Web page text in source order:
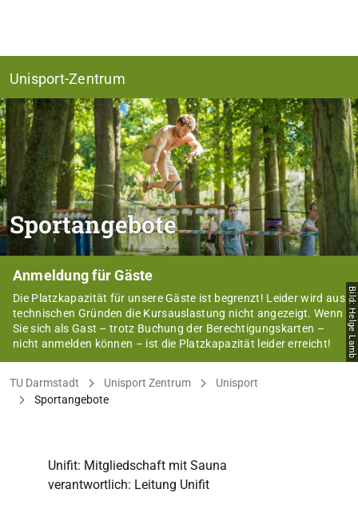
Unisport-Zentrum
Sportangebote
Anmeldung für Gäste
Die Platzkapazität für unsere Gäste ist begrenzt! Leider wird aus
technischen Gründen die Kursauslastung nicht angezeigt. Wenn
Sie sich als Gast – trotz Buchung der Berechtigungskarten –
nicht anmelden können – ist die Platzkapazität leider erreicht!
Bild: Helge Lamb
Sie befinden sich hier:
TU Darmstadt Unisport Zentrum
Unisport
Sportangebote
Unifit: Mitgliedschaft mit Sauna
verantwortlich: Leitung Unifit